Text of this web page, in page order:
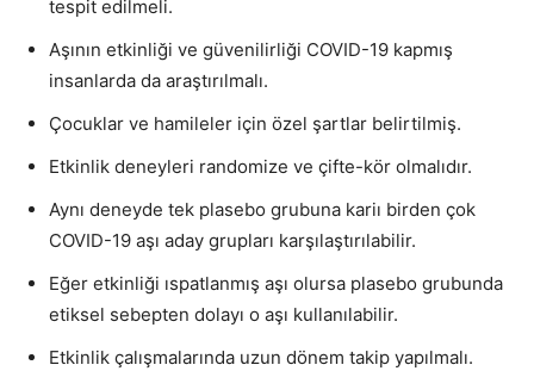
tespit edilmeli.
Aşının etkinliği ve güvenilirliği COVID-19 kapmış
insanlarda da araştırılmalı.
Çocuklar ve hamileler için özel şartlar belirtilmiş.
Etkinlik deneyleri randomize ve çifte-kör olmalıdır.
Aynı deneyde tek plasebo grubuna kariı birden çok
COVID-19 aşı aday grupları karşılaştırılabilir.
Eğer etkinliği ıspatlanmış aşı olursa plasebo grubunda
etiksel sebepten dolayı o aşı kullanılabilir.
Etkinlik çalışmalarında uzun dönem takip yapılmalı.